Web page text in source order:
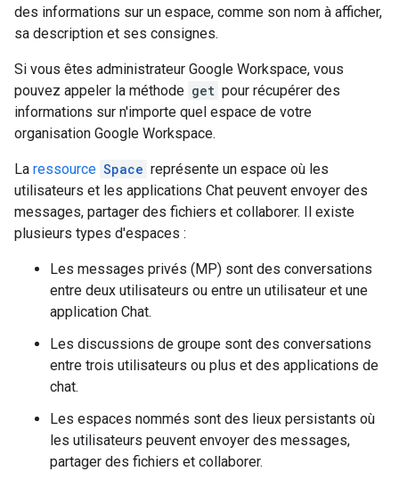
des informations sur un espace, comme son nom à afficher,
sa description et ses consignes.
Si vous êtes administrateur Google Workspace, vous
pouvez appeler la méthode get pour récupérer des
informations sur n'importe quel espace de votre
organisation Google Workspace.
La ressource Space représente un espace où les
utilisateurs et les applications Chat peuvent envoyer des
messages, partager des fichiers et collaborer. Il existe
plusieurs types d'espaces :
Les messages privés (MP) sont des conversations
entre deux utilisateurs ou entre un utilisateur et une
application Chat.
Les discussions de groupe sont des conversations
entre trois utilisateurs ou plus et des applications de
chat.
Les espaces nommés sont des lieux persistants où
les utilisateurs peuvent envoyer des messages,
partager des fichiers et collaborer.